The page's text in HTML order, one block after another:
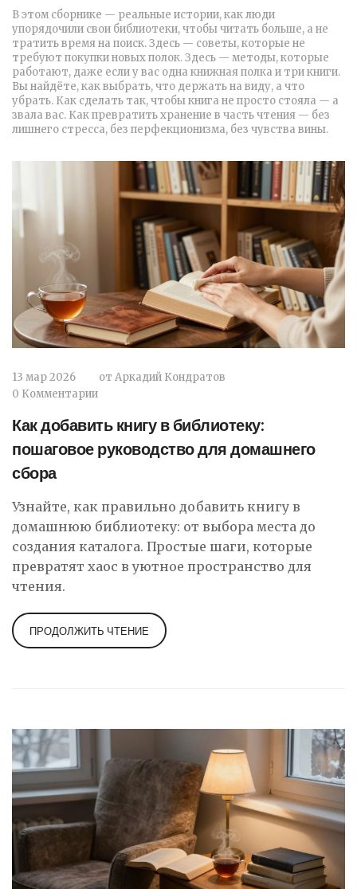
В этом сборнике — реальные истории, как люди
упорядочили свои библиотеки, чтобы читать больше, а не
тратить время на поиск. Здесь — советы, которые не
требуют покупки новых полок. Здесь — методы, которые
работают, даже если у вас одна книжная полка и три книги.
Вы найдёте, как выбрать, что держать на виду, а что
убрать. Как сделать так, чтобы книга не просто стояла — а
звала вас. Как превратить хранение в часть чтения — без
лишнего стресса, без перфекционизма, без чувства вины.
13 мар 2026 от Аркадий Кондратов
0 Комментарии
Как добавить книгу в библиотеку:
пошаговое руководство для домашнего
сбора
Узнайте, как правильно добавить книгу в
домашнюю библиотеку: от выбора места до
создания каталога. Простые шаги, которые
превратят хаос в уютное пространство для
чтения.
ПРОДОЛЖИТЬ ЧТЕНИЕ